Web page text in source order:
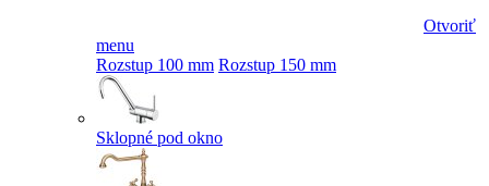
Otvoriť
menu
Rozstup 100 mm Rozstup 150 mm
Sklopné pod okno